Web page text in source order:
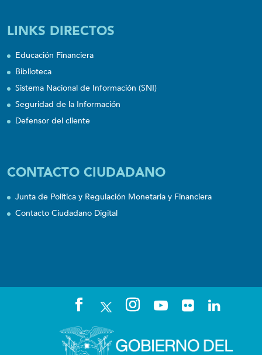
LINKS DIRECTOS
Educación Financiera
Biblioteca
Sistema Nacional de Información (SNI)
Seguridad de la Información
Defensor del cliente
CONTACTO CIUDADANO
Junta de Política y Regulación Monetaria y Financiera
Contacto Ciudadano Digital